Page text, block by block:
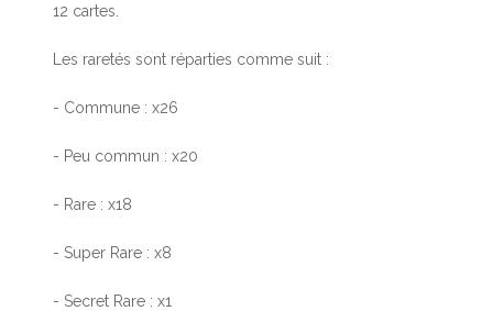
12 cartes.
Les raretés sont réparties comme suit :
- Commune : x26
- Peu commun : x20
- Rare : x18
- Super Rare : x8
- Secret Rare : x1